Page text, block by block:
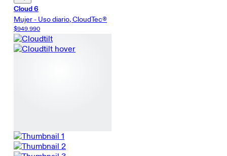
Cloud 6
Mujer - Uso diario, CloudTec®
$949.990